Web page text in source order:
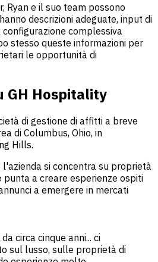
Ryan e il suo team possono
descrizioni adeguate, input di
complessiva
stesso queste informazioni per
le opportunità di
GH Hospitality
di gestione di affitti a breve
di Columbus, Ohio, in
Hills.
l'azienda si concentra su proprietà
punta a creare esperienze ospiti
a emergere in mercati
circa cinque anni... ci
sul lusso, sulle proprietà di